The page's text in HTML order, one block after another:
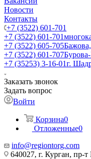
Новости
Контакты
+7 (3522) 601-701
+7 (3522) 601-701
+7 (3522) 605-705
+7 (3522) 601-707
+7 (35253) 3-16-01г.
Заказать звонок
Задать вопрос
Войти
Корзина0
Отложенные0
info@regiontorg.com
640027, г. Курган, пр-